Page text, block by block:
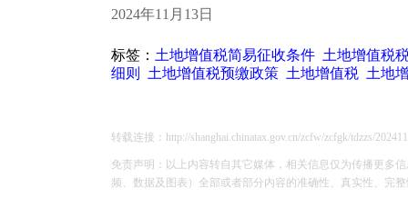
2024年11月13日
标签： 土地增值税简易征收条件 土地增值税
细则
土地增值税预缴政策 土地增值税 土地
转载连接：http://shanghai.chinatax.gov.cn/zcfw/zcfgk/tdzzs/
免责声明：以上内容转自其它媒体，相关信息仅为传播更多
频、数据及图表）全部或者部分内容的准确性、真实性、完